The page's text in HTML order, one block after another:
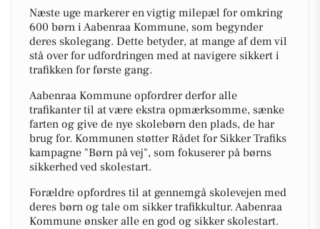
Næste uge markerer en vigtig milepæl for omkring
600 børn i Aabenraa Kommune, som begynder
deres skolegang. Dette betyder, at mange af dem vil
stå over for udfordringen med at navigere sikkert i
trafikken for første gang.
Aabenraa Kommune opfordrer derfor alle
trafikanter til at være ekstra opmærksomme, sænke
farten og give de nye skolebørn den plads, de har
brug for. Kommunen støtter Rådet for Sikker Trafiks
kampagne "Børn på vej", som fokuserer på børns
sikkerhed ved skolestart.
Forældre opfordres til at gennemgå skolevejen med
deres børn og tale om sikker trafikkultur. Aabenraa
Kommune ønsker alle en god og sikker skolestart.